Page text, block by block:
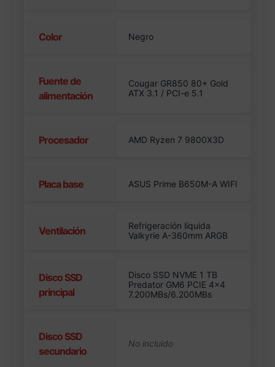
Color Negro
Fuente de
alimentación
Cougar GR850 80+ Gold
ATX 3.1 / PCI-e 5.1
Procesador AMD Ryzen 7 9800X3D
Placa base ASUS Prime B650M-A WIFI
Ventilación
Refrigeración líquida
Valkyrie A-360mm ARGB
Disco SSD
principal
Disco SSD NVME 1 TB
Predator GM6 PCIE 4×4
7.200MBs/6.200MBs
Disco SSD
secundario